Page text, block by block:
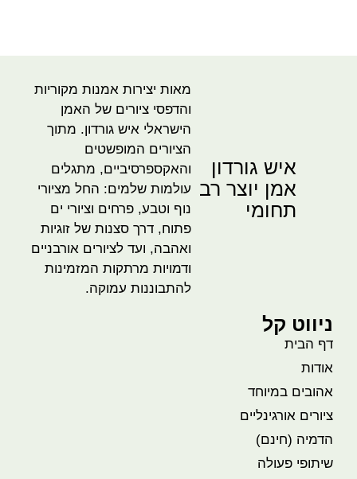
איש גורדון
אמן יוצר רב
תחומי
מאות יצירות אמנות מקוריות
והדפסי ציורים של האמן
הישראלי איש גורדון. מתוך
הציורים המופשטים
והאקספרסיביים, מתגלים
עולמות שלמים: החל מציורי
נוף וטבע, פרחים וציורי ים
פתוח, דרך סצנות של זוגיות
ואהבה, ועד לציורים אורבניים
ודמויות מרתקות המזמינות
להתבוננות עמוקה.
ניווט קל
דף הבית
אודות
אהובים במיוחד
ציורים אורגינליים
הדמיה (חינם)
שיתופי פעולה